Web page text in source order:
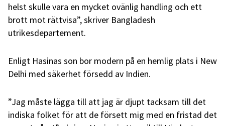
helst skulle vara en mycket ovänlig handling och ett
brott mot rättvisa”, skriver Bangladesh
utrikesdepartement.
Enligt Hasinas son bor modern på en hemlig plats i New
Delhi med säkerhet försedd av Indien.
”Jag måste lägga till att jag är djupt tacksam till det
indiska folket för att de försett mig med en fristad det